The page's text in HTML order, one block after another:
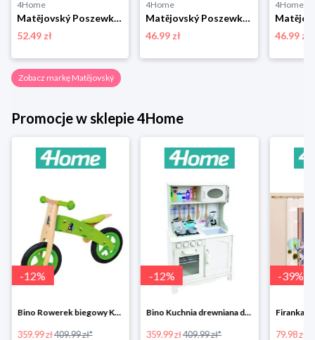
4Home
Matějovský Poszewka na poduszkę Deluxe Josef Lada Wiosna na wsi, 33 x 50 cm
52.49 zł
4Home
Matějovský Poszewka na poduszkę Deluxe Josef Lada Stajenka w zimie, 33 x 50 cm
46.99 zł
4Home
46.99 zł
Zobacz markę Matějovský
Promocje w sklepie 4Home
-12%
Bino Rowerek biegowy Krecik
359.99 zł409.99 zł*
-12%
Bino Kuchnia drewniana dla dzieci Provence
359.99 zł409.99 zł*
-39%
79.98 zł